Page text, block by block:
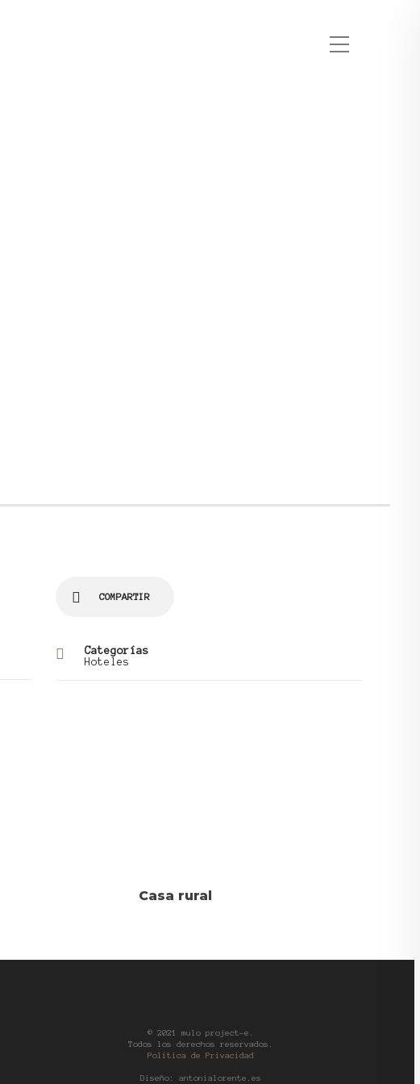
COMPARTIR
Categorías
Hoteles
Casa rural
© 2021 mulo project-e.
Todos los derechos reservados.
Política de Privacidad
Diseño: antonialorente.es